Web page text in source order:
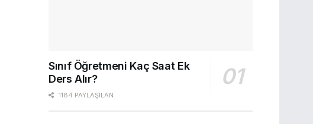
Sınıf Öğretmeni Kaç Saat Ek
Ders Alır?
1184 PAYLAŞILAN